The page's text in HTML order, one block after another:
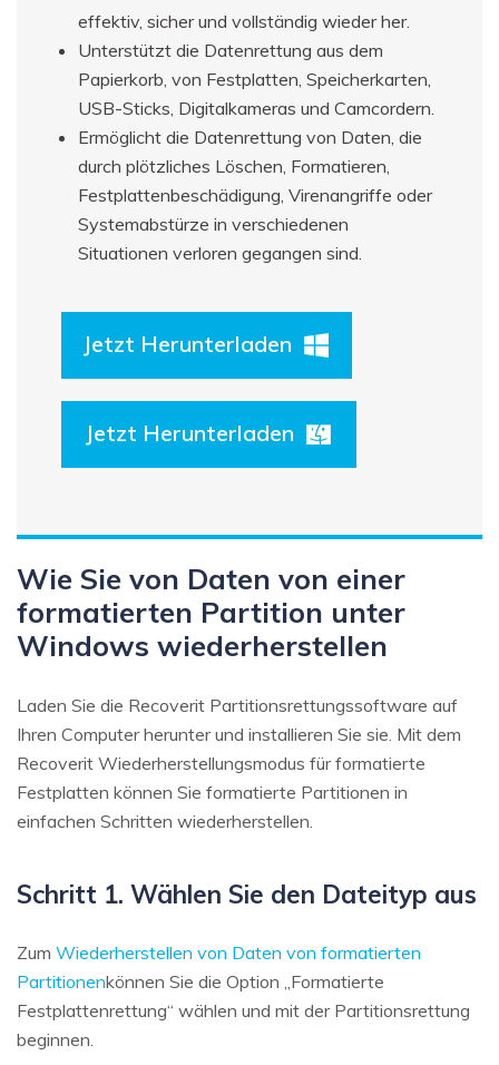
effektiv, sicher und vollständig wieder her.
Unterstützt die Datenrettung aus dem
Papierkorb, von Festplatten, Speicherkarten,
USB-Sticks, Digitalkameras und Camcordern.
Ermöglicht die Datenrettung von Daten, die
durch plötzliches Löschen, Formatieren,
Festplattenbeschädigung, Virenangriffe oder
Systemabstürze in verschiedenen
Situationen verloren gegangen sind.
Jetzt Herunterladen
Jetzt Herunterladen
Wie Sie von Daten von einer
formatierten Partition unter
Windows wiederherstellen
Laden Sie die Recoverit Partitionsrettungssoftware auf
Ihren Computer herunter und installieren Sie sie. Mit dem
Recoverit Wiederherstellungsmodus für formatierte
Festplatten können Sie formatierte Partitionen in
einfachen Schritten wiederherstellen.
Schritt 1. Wählen Sie den Dateityp aus
Zum Wiederherstellen von Daten von formatierten
Partitionenkönnen Sie die Option „Formatierte
Festplattenrettung“ wählen und mit der Partitionsrettung
beginnen.